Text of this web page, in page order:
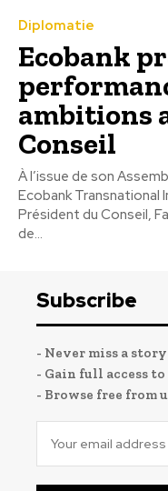
Diplomatie
Ecobank
ambitions
Conseil
À l’issue de son
Ecobank Transnational
Président du Conseil,
de...
Subscribe
- Never miss a
- Gain full access
- Browse free from